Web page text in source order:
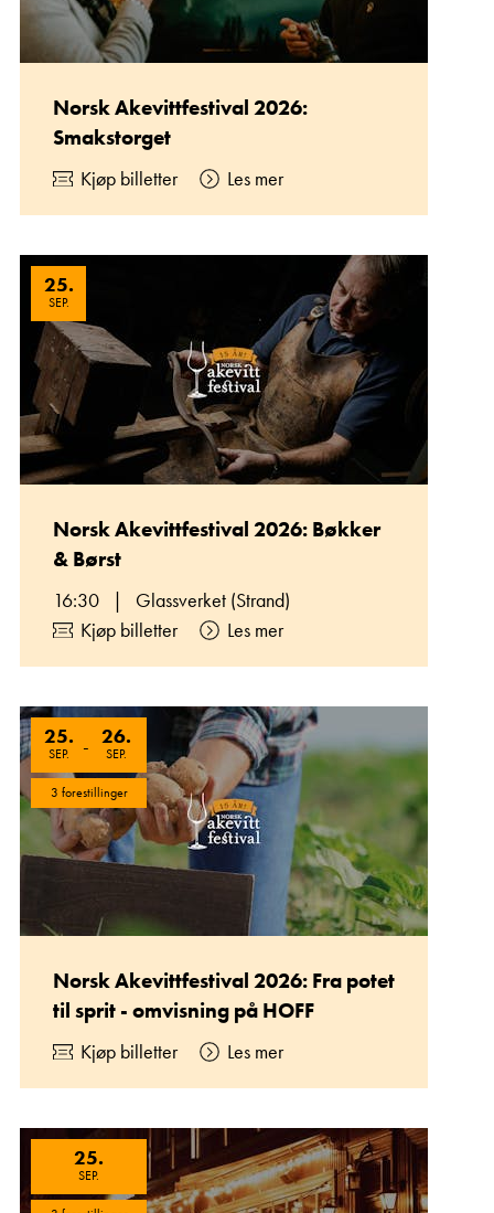
Norsk Akevittfestival 2026:
Smakstorget
Kjøp billetter Les mer
25.
SEP.
Norsk Akevittfestival 2026: Bøkker
& Børst
16:30 |
Glassverket (Strand)
Kjøp billetter
Les mer
25.
SEP. - 26.
SEP.
3 forestillinger
Norsk Akevittfestival 2026: Fra potet
til sprit - omvisning på HOFF
Kjøp billetter Les mer
25.
SEP.